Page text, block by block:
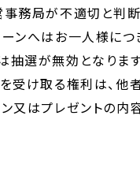
事務局が不適切と判断
ーンへはお一人様に
抽選が無効となります
を受け取る権利は、他
ン又はプレゼントの